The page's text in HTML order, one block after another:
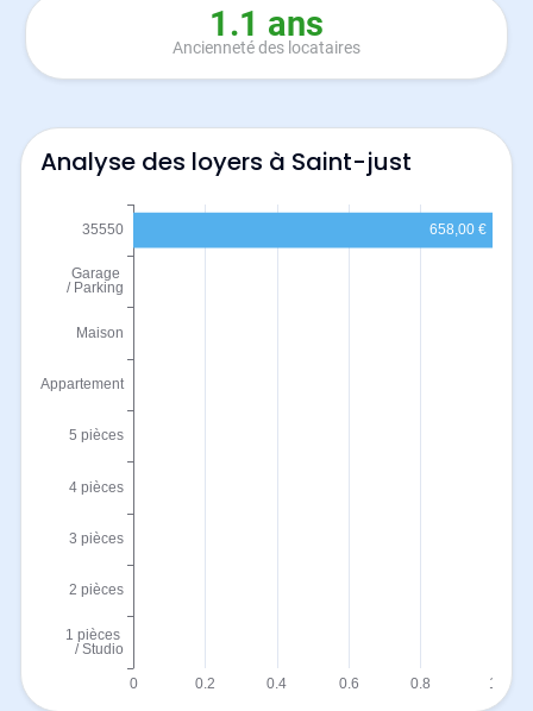
1.1 ans
Ancienneté des locataires
Analyse des loyers à Saint-just